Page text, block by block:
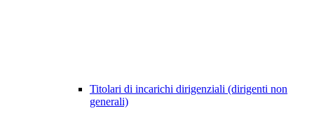
Titolari di incarichi dirigenziali (dirigenti non
generali)